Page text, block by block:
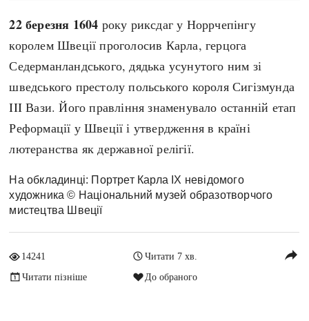
КАРТИ
НОТА БЕНЕ
ПРЯМА МОВА
МОЯ ІСТОРІЯ
Авіація і космонавтика
Архітектура і будівництво
Битви і війни
Катастрофи
Людина і суспільство
Наука, освіта і техніка
Княжа доба
Українська революція
Україна радянська
Хронологія
22 березня 1604 року риксдаг у Норрчепінгу
королем Швеції проголосив Карла, герцога
Седерманландського, дядька усунутого ним зі
шведського престолу польського короля Сигізмунда
III Вази. Його правління знаменувало останній етап
Реформації у Швеції і утвердження в країні
лютеранства як державної релігії.
На обкладинці: Портрет Карла IX невідомого
художника © Національний музей образотворчого
мистецтва Швеції
14241
Читати 7 хв.
Читати пізніше
До обраного
reply